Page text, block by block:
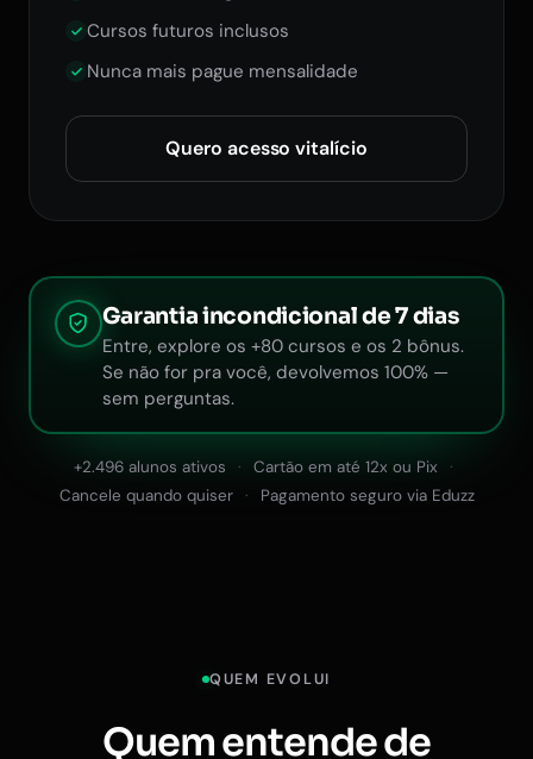
QUEM EVOLUI
Quem entende de
Cursos futuros inclusos
Nunca mais pague mensalidade
Quero acesso vitalício
Garantia incondicional de 7 dias
Entre, explore os +80 cursos e os 2 bônus.
Se não for pra você, devolvemos 100% —
sem perguntas.
+2.496 alunos ativos
Cartão em até 12x ou Pix
Cancele quando quiser
Pagamento seguro via Eduzz